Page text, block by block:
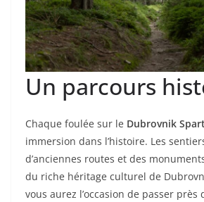
Un parcours
Chaque foulée sur le Dubrovnik
immersion dans l’histoire. Les
d’anciennes routes et des
du riche héritage culturel de
vous aurez l’occasion de passer près